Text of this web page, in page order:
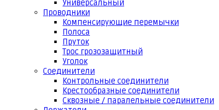
Универсальный
Проводники
Компенсирующие перемычки
Полоса
Пруток
Трос грозозащитный
Уголок
Соединители
Контрольные соединители
Крестообразные соединители
Сквозные / паралельные соединители